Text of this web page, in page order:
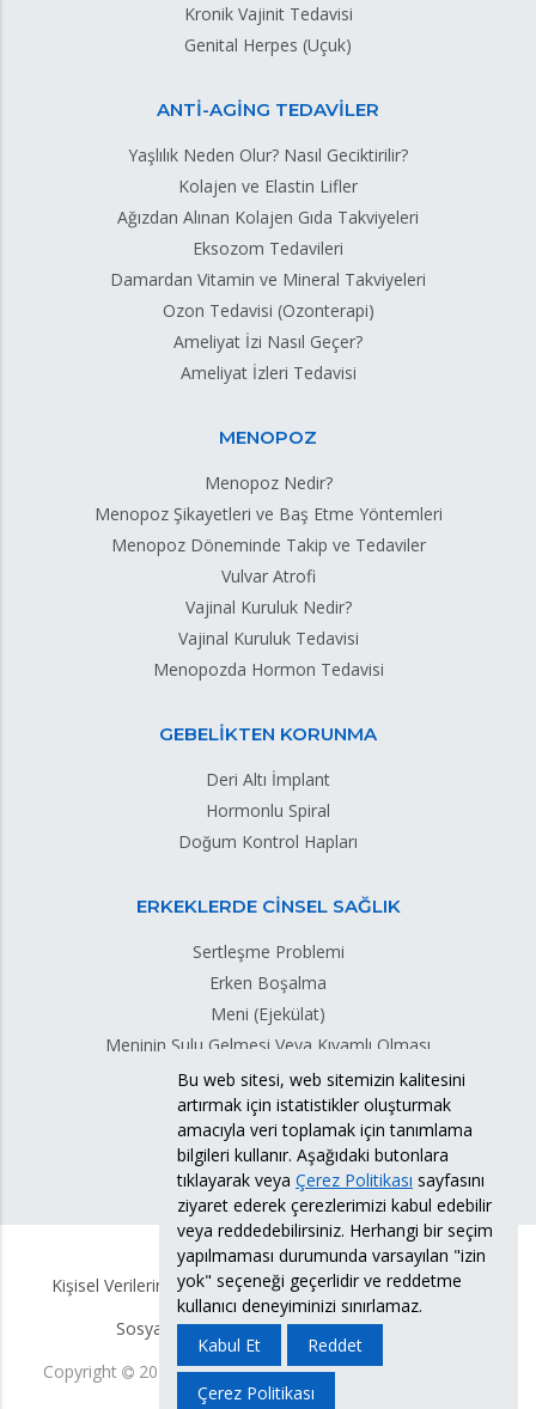
Kronik Vajinit Tedavisi
Genital Herpes (Uçuk)
ANTİ-AGİNG TEDAVİLER
Yaşlılık Neden Olur? Nasıl Geciktirilir?
Kolajen ve Elastin Lifler
Ağızdan Alınan Kolajen Gıda Takviyeleri
Eksozom Tedavileri
Damardan Vitamin ve Mineral Takviyeleri
Ozon Tedavisi (Ozonterapi)
Ameliyat İzi Nasıl Geçer?
Ameliyat İzleri Tedavisi
MENOPOZ
Menopoz Nedir?
Menopoz Şikayetleri ve Baş Etme Yöntemleri
Menopoz Döneminde Takip ve Tedaviler
Vulvar Atrofi
Vajinal Kuruluk Nedir?
Vajinal Kuruluk Tedavisi
Menopozda Hormon Tedavisi
GEBELİKTEN KORUNMA
Deri Altı İmplant
Hormonlu Spiral
Doğum Kontrol Hapları
ERKEKLERDE CİNSEL SAĞLIK
Sertleşme Problemi
Erken Boşalma
Meni (Ejekülat)
Meninin Sulu Gelmesi Veya Kıvamlı Olması
Meni Sızıntısı
Testis Torsiyonu
Kişisel Verilerin Korunması Politikası
KVKK Bilgi Formu
Sosyal Medya Hesabı Aydınlatma Metni
Copyright
2026Doç. Dr. Süleyman Eserdağ.
Saklıdır.Yasal Uyarı
Bu web sitesi, web sitemizin kalitesini
artırmak için istatistikler oluşturmak
amacıyla veri toplamak için tanımlama
bilgileri kullanır. Aşağıdaki butonlara
tıklayarak veya Çerez Politikası sayfasını
ziyaret ederek çerezlerimizi kabul edebilir
veya reddedebilirsiniz. Herhangi bir seçim
yapılmaması durumunda varsayılan "izin
yok" seçeneği geçerlidir ve reddetme
kullanıcı deneyiminizi sınırlamaz.
Kabul Et
Reddet
Çerez Politikası